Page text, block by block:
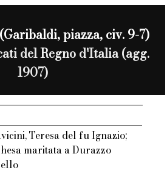
piazza, civ. 9-7)
del Regno d'Italia (agg.
1907)
Teresa del fu Ignazio;
maritata a Durazzo